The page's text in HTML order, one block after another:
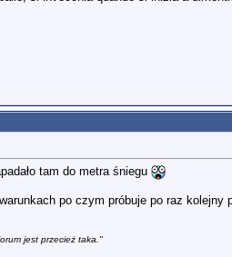
tam do metra śniegu
po czym próbuje po raz
jest przecież taka."